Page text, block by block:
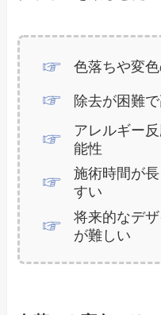
色落ちや変
除去が困難
アレルギー
能性
施術時間が
すい
将来的なデ
が難しい